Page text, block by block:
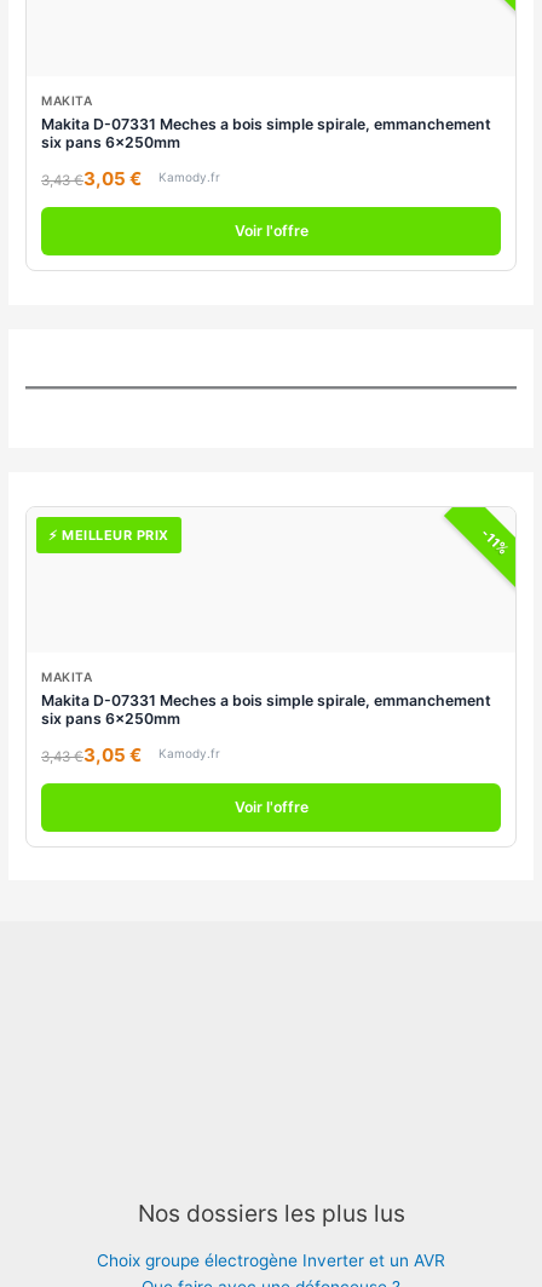
MAKITA
Makita D-07331 Meches a bois simple spirale, emmanchement
six pans 6x250mm
3,43 €3,05 € Kamody.fr
Voir l'offre
-11%
⚡ MEILLEUR PRIX
MAKITA
Makita D-07331 Meches a bois simple spirale, emmanchement
six pans 6x250mm
3,43 €3,05 € Kamody.fr
Voir l'offre
Nos dossiers les plus lus
Choix groupe électrogène Inverter et un AVR